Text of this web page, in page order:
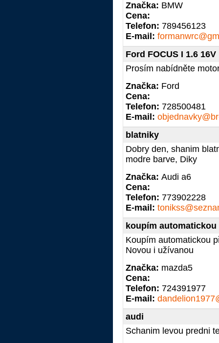
Značka: BMW
Cena:
Telefon: 789456123
E-mail:
Ford FOCUS I 1.6 16V
Prosím nabídněte
Značka: Ford
Cena:
Telefon: 728500481
E-mail:
blatniky
Dobry den, shanim
modre barve, Diky
Značka: Audi a6
Cena:
Telefon: 773902228
E-mail:
koupím
Koupím automatickou
Novou i užívanou
Značka: mazda5
Cena:
Telefon: 724391977
E-mail:
audi
Schanim levou predni